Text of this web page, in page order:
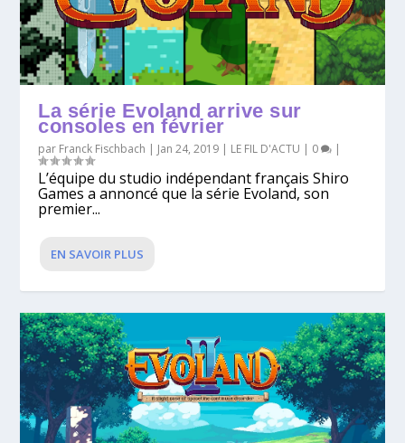
La série Evoland arrive sur
consoles en février
par Franck Fischbach | Jan 24, 2019 | LE FIL D'ACTU | 0 |
L’équipe du studio indépendant français Shiro
Games a annoncé que la série Evoland, son
premier...
EN SAVOIR PLUS